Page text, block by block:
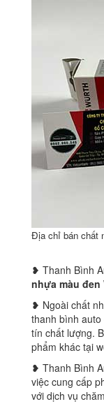
Địa chỉ bán chất
❥ Thanh Bình
nhựa màu đen
❥ Ngoài chất
thanh bình
tín chất lượng.
phẩm khác tại
❥ Thanh Bình
việc cung cấp
với dịch vụ